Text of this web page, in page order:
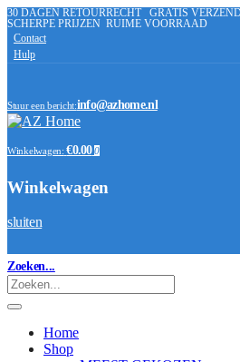
30 DAGEN RETOURRECHT GRATIS
SCHERPE PRIJZEN RUIME VOORRAAD
Contact
Hulp
Stuur een bericht:info@azhome.nl
Winkelwagen: €0.00 0
Winkelwagen
sluiten
Zoeken...
Home
Shop